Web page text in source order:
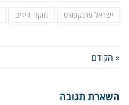
ישראל פרנקפורט מוקד ידידים
« הקודם
השארת תגובה